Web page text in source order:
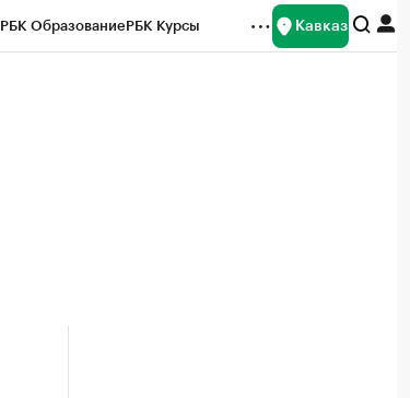
РБК ОбразованиеРБК Курсы Кавказ